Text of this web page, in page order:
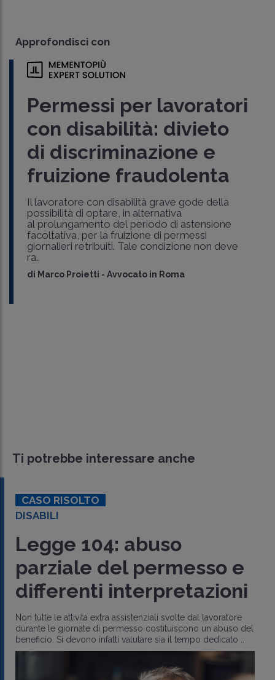
Approfondisci con
Permessi per lavoratori
con disabilità: divieto
di discriminazione e
fruizione fraudolenta
Il lavoratore con disabilità grave gode della
possibilità di optare, in alternativa
al prolungamento del periodo di astensione
facoltativa, per la fruizione di permessi
giornalieri retribuiti. Tale condizione non deve
ra..
di Marco Proietti - Avvocato in Roma
Ti potrebbe interessare anche
CASO RISOLTO
DISABILI
Legge 104: abuso
parziale del permesso e
differenti interpretazioni
Non tutte le attività extra assistenziali svolte dal lavoratore
durante le giornate di permesso costituiscono un abuso del
beneficio. Si devono infatti valutare sia il tempo dedicato ..